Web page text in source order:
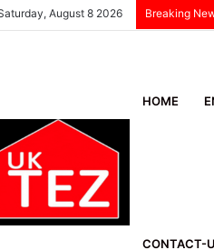
August 8 2026 Breaking
HOME
CONTACT-